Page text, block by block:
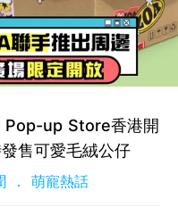
Pop-up Store香港開
售可愛毛絨公仔
萌寵熱話